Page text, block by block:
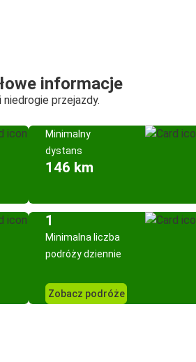
informacje
niedrogie przejazdy.
Minimalny
dystans
146 km
1
Minimalna liczba
podróży dziennie
Zobacz podróże